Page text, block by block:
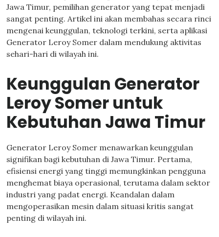
Jawa Timur, pemilihan generator yang tepat menjadi
sangat penting. Artikel ini akan membahas secara rinci
mengenai keunggulan, teknologi terkini, serta aplikasi
Generator Leroy Somer dalam mendukung aktivitas
sehari-hari di wilayah ini.
Keunggulan Generator
Leroy Somer untuk
Kebutuhan Jawa Timur
Generator Leroy Somer menawarkan keunggulan
signifikan bagi kebutuhan di Jawa Timur. Pertama,
efisiensi energi yang tinggi memungkinkan pengguna
menghemat biaya operasional, terutama dalam sektor
industri yang padat energi. Keandalan dalam
mengoperasikan mesin dalam situasi kritis sangat
penting di wilayah ini.